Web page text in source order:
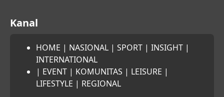
Kanal
HOME | NASIONAL | SPORT | INSIGHT |
INTERNATIONAL
| EVENT | KOMUNITAS | LEISURE |
LIFESTYLE | REGIONAL